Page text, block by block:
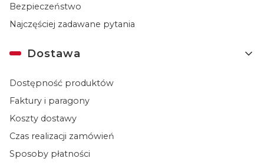
Bezpieczeństwo
Najczęściej zadawane pytania
Dostawa
Dostępność produktów
Faktury i paragony
Koszty dostawy
Czas realizacji zamówień
Sposoby płatności